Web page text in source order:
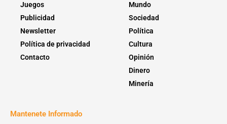
Juegos
Publicidad
Newsletter
Política de privacidad
Contacto
Mundo
Sociedad
Política
Cultura
Opinión
Dinero
Minería
Mantenete Informado